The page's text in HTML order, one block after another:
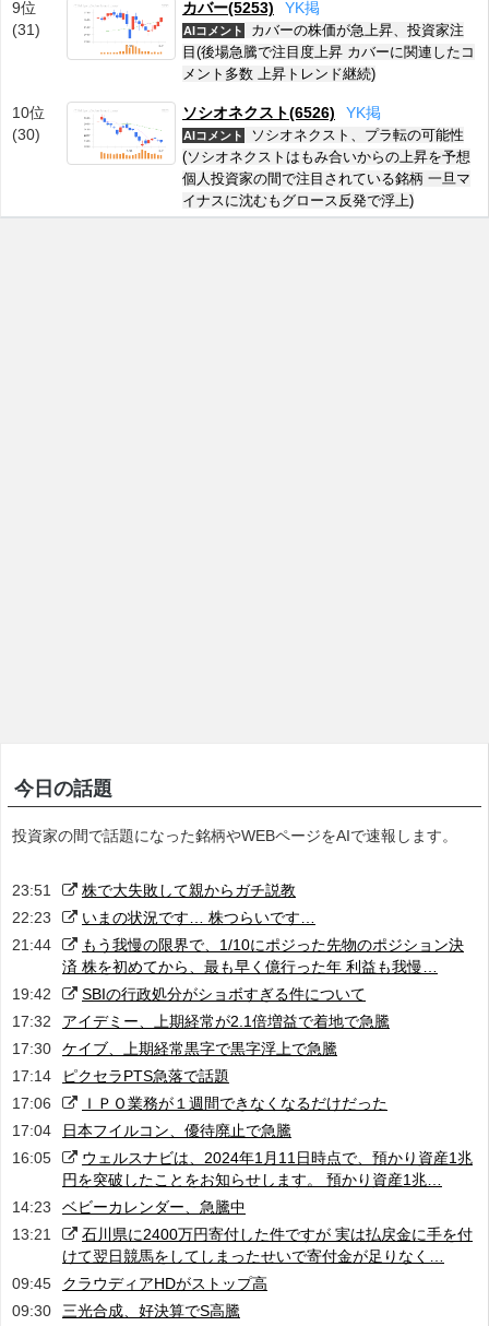
9位
(31)
カバー(5253) YK掲
AIコメント
カバーの株価が急上昇、投資家注
目(後場急騰で注目度上昇 カバーに関連したコ
メント多数 上昇トレンド継続)
10位
(30)
ソシオネクスト(6526) YK掲
AIコメント
ソシオネクスト、プラ転の可能性
(ソシオネクストはもみ合いからの上昇を予想
個人投資家の間で注目されている銘柄 一旦マ
イナスに沈むもグロース反発で浮上)
今日の話題
投資家の間で話題になった銘柄やWEBページをAIで速報します。
23:51
株で大失敗して親からガチ説教
22:23
いまの状況です… 株つらいです…
21:44
もう我慢の限界で、1/10にポジった先物のポジション決
済 株を初めてから、最も早く億行った年 利益も我慢…
19:42
SBIの行政処分がショボすぎる件について
17:32
アイデミー、上期経常が2.1倍増益で着地で急騰
17:30
ケイブ、上期経常黒字で黒字浮上で急騰
17:14
ピクセラPTS急落で話題
17:06
ＩＰＯ業務が１週間できなくなるだけだった
17:04
日本フイルコン、優待廃止で急騰
16:05
ウェルスナビは、2024年1月11日時点で、預かり資産1兆
円を突破したことをお知らせします。 預かり資産1兆…
14:23
ベビーカレンダー、急騰中
13:21
石川県に2400万円寄付した件ですが 実は払戻金に手を付
けて翌日競馬をしてしまったせいで寄付金が足りなく…
09:45
クラウディアHDがストップ高
09:30
三光合成、好決算でS高騰